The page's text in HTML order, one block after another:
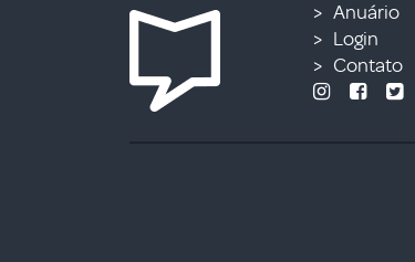
Anuário
Login
Contato